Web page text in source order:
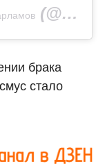
(@garikkharlamov) on
брака
стало